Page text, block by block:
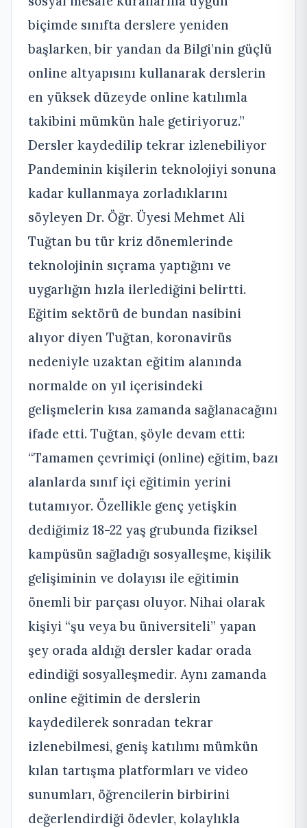
biçimde sınıfta derslere yeniden
başlarken, bir yandan da Bilgi’nin güçlü
online altyapısını kullanarak derslerin
en yüksek düzeyde online katılımla
takibini mümkün hale getiriyoruz.”
Dersler kaydedilip tekrar izlenebiliyor
Pandeminin kişilerin teknolojiyi sonuna
kadar kullanmaya zorladıklarını
söyleyen Dr. Öğr. Üyesi Mehmet Ali
Tuğtan bu tür kriz dönemlerinde
teknolojinin sıçrama yaptığını ve
uygarlığın hızla ilerlediğini belirtti.
Eğitim sektörü de bundan nasibini
alıyor diyen Tuğtan, koronavirüs
nedeniyle uzaktan eğitim alanında
normalde on yıl içerisindeki
gelişmelerin kısa zamanda sağlanacağını
ifade etti. Tuğtan, şöyle devam etti:
“Tamamen çevrimiçi (online) eğitim, bazı
alanlarda sınıf içi eğitimin yerini
tutamıyor. Özellikle genç yetişkin
dediğimiz 18-22 yaş grubunda fiziksel
kampüsün sağladığı sosyalleşme, kişilik
gelişiminin ve dolayısı ile eğitimin
önemli bir parçası oluyor. Nihai olarak
kişiyi “şu veya bu üniversiteli” yapan
şey orada aldığı dersler kadar orada
edindiği sosyalleşmedir. Aynı zamanda
online eğitimin de derslerin
kaydedilerek sonradan tekrar
izlenebilmesi, geniş katılımı mümkün
kılan tartışma platformları ve video
sunumları, öğrencilerin birbirini
değerlendirdiği ödevler, kolaylıkla